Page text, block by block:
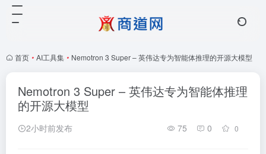
首页 • AI工具集 • Nemotron 3 Super – 英伟达专为智能体推理的开源大模型
Nemotron 3 Super – 英伟达专为智能体推理
的开源大模型
2小时前发布 75 0 0